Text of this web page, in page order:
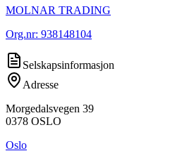
MOLNAR TRADING
Org.nr: 938148104
Selskapsinformasjon
Adresse
Morgedalsvegen 39
0378 OSLO
Oslo